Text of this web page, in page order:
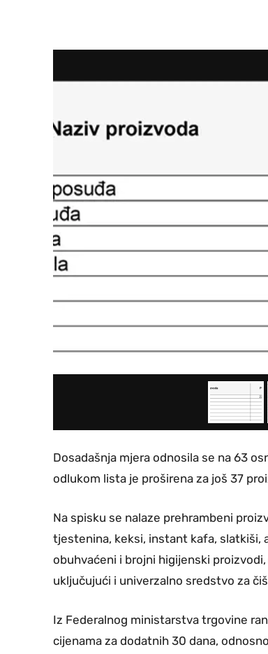
Dosadašnja mjera odnosila se na 63
odlukom lista je proširena za još 37
Na spisku se nalaze prehrambeni
tjestenina, keksi, instant kafa, slatkiši,
obuhvaćeni i brojni higijenski
uključujući i univerzalno sredstvo za
Iz Federalnog ministarstva trgovine
cijenama za dodatnih 30 dana,